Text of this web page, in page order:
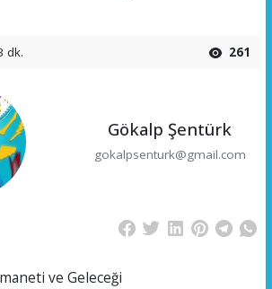
dk. 261
Gökalp Şentürk
gokalpsenturk@gmail.com
ve Geleceği